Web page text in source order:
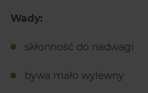
Wady:
skłonność do nadwagi
bywa mało wylewny